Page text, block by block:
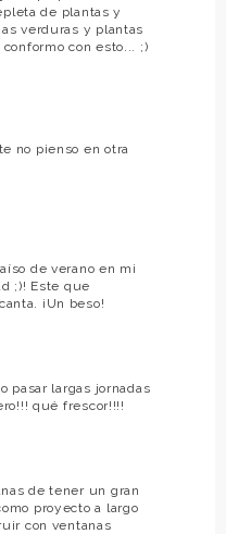
de plantas y
verduras y plantas
con esto... ;)
no pienso en otra
de verano en mi
;)! Este que
¡Un beso!
pasar largas jornadas
qué frescor!!!!
de tener un gran
proyecto a largo
con ventanas